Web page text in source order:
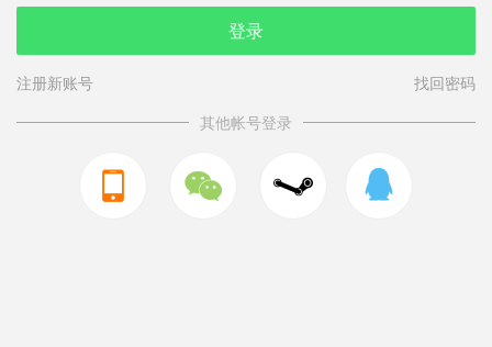
安全提问(未设置请忽略)
登录
注册新账号
找回密码
其他帐号登录
  